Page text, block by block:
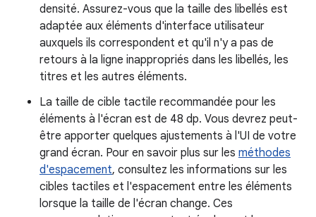
densité. Assurez-vous que la taille des libellés est
adaptée aux éléments d'interface utilisateur
auxquels ils correspondent et qu'il n'y a pas de
retours à la ligne inappropriés dans les libellés, les
titres et les autres éléments.
La taille de cible tactile recommandée pour les
éléments à l'écran est de 48 dp. Vous devrez peut-
être apporter quelques ajustements à l'UI de votre
grand écran. Pour en savoir plus sur les méthodes
d'espacement, consultez les informations sur les
cibles tactiles et l'espacement entre les éléments
lorsque la taille de l'écran change. Ces